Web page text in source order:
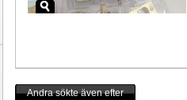
Andra sökte även efter